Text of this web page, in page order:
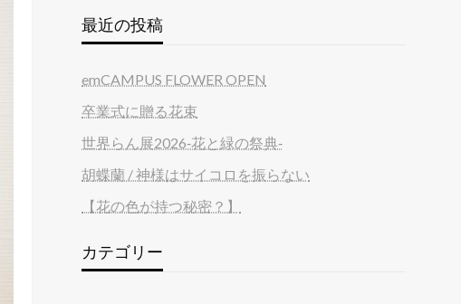
最近の投稿
emCAMPUS FLOWER OPEN
卒業式に贈る花束
世界らん展2026‐花と緑の祭典‐
胡蝶蘭 / 神様はサイコロを振らない
【花の色が持つ秘密？】
カテゴリー